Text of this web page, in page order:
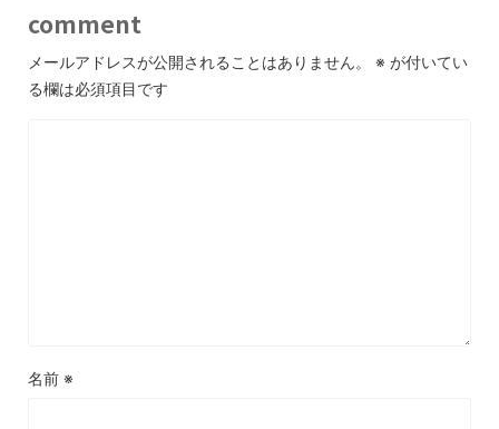
comment
メールアドレスが公開されることはありません。 ※ が付いてい
る欄は必須項目です
名前 ※